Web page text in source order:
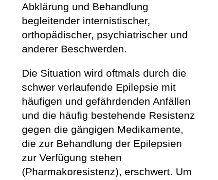
Abklärung und Behandlung
begleitender internistischer,
orthopädischer, psychiatrischer und
anderer Beschwerden.
Die Situation wird oftmals durch die
schwer verlaufende Epilepsie mit
häufigen und gefährdenden Anfällen
und die häufig bestehende Resistenz
gegen die gängigen Medikamente,
die zur Behandlung der Epilepsien
zur Verfügung stehen
(Pharmakoresistenz), erschwert. Um